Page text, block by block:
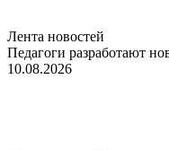
Лента новостей
Педагоги разработают
10.08.2026